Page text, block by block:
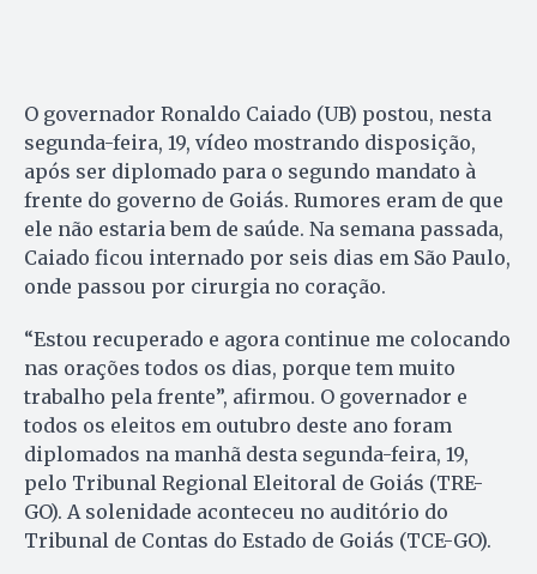
O governador Ronaldo Caiado (UB) postou, nesta
segunda-feira, 19, vídeo mostrando disposição,
após ser diplomado para o segundo mandato à
frente do governo de Goiás. Rumores eram de que
ele não estaria bem de saúde. Na semana passada,
Caiado ficou internado por seis dias em São Paulo,
onde passou por cirurgia no coração.
“Estou recuperado e agora continue me colocando
nas orações todos os dias, porque tem muito
trabalho pela frente”, afirmou. O governador e
todos os eleitos em outubro deste ano foram
diplomados na manhã desta segunda-feira, 19,
pelo Tribunal Regional Eleitoral de Goiás (TRE-
GO). A solenidade aconteceu no auditório do
Tribunal de Contas do Estado de Goiás (TCE-GO).